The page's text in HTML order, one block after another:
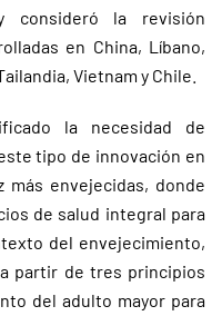
consideró la revisión
en China, Líbano,
Vietnam y Chile.
la necesidad de
tipo de innovación en
más envejecidas, donde
de salud integral para
del envejecimiento,
partir de tres principios
del adulto mayor para